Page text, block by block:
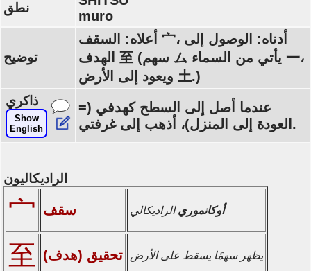
نطق
muro
توضيح
أعلاه: السقف 宀، أدناه: الوصول إلى
الهدف 至 (سهم ム يأتي من السماء 一،
ويعود إلى الأرض 土.)
ذاكري
Show
English
عندما أصل إلى السطح كهدفي (=
العودة إلى المنزل)، أذهب إلى غرفتي.
الراديكاليون
宀 سقف أوكانموريالراديكالي
至 تحقيق (هدف) يظهر سهمًا يسقط على الأرض